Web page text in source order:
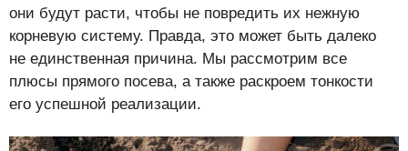
они будут расти, чтобы не повредить их нежную
корневую систему. Правда, это может быть далеко
не единственная причина. Мы рассмотрим все
плюсы прямого посева, а также раскроем тонкости
его успешной реализации.